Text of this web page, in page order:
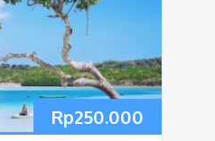
Rp250.000